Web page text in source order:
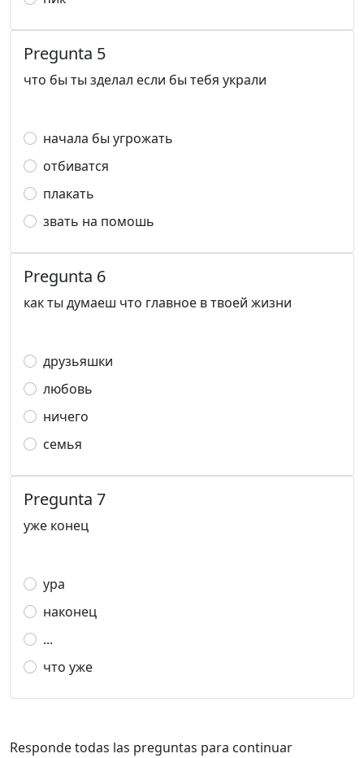
Pregunta 5
что бы ты зделал если бы тебя украли
начала бы угрожать
отбиватся
плакать
звать на помошь
Pregunta 6
как ты думаеш что главное в твоей жизни
друзьяшки
любовь
ничего
семья
Pregunta 7
уже конец
ура
наконец
...
что уже
Responde todas las preguntas para continuar